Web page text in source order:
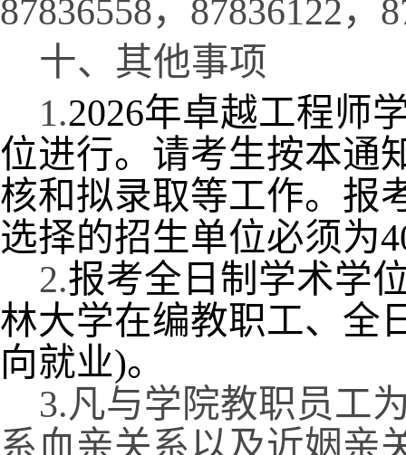
87836558， 87836122，
十、其他事项
1.2026年卓越工程师
位进行。请考生按本通
核和拟录取等工作。报
选择的招生单位必须为
2.报考全日制学术学
林大学在编教职工、全
向就业)。
3.凡与学院教职员工
系血亲关系以及近姻亲